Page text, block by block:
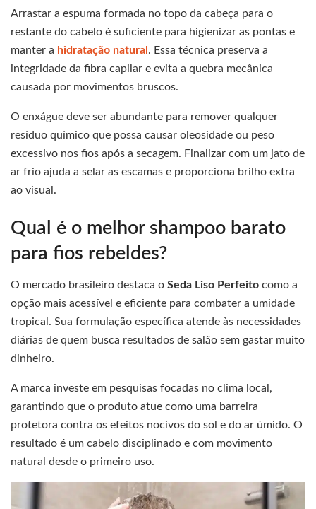
Arrastar a espuma formada no topo da cabeça para o
restante do cabelo é suficiente para higienizar as pontas e
manter a hidratação natural . Essa técnica preserva a
integridade da fibra capilar e evita a quebra mecânica
causada por movimentos bruscos.
O enxágue deve ser abundante para remover qualquer
resíduo químico que possa causar oleosidade ou peso
excessivo nos fios após a secagem. Finalizar com um jato de
ar frio ajuda a selar as escamas e proporciona brilho extra
ao visual.
Qual é o melhor shampoo barato
para fios rebeldes?
O mercado brasileiro destaca o Seda Liso Perfeito como a
opção mais acessível e eficiente para combater a umidade
tropical. Sua formulação específica atende às necessidades
diárias de quem busca resultados de salão sem gastar muito
dinheiro.
A marca investe em pesquisas focadas no clima local,
garantindo que o produto atue como uma barreira
protetora contra os efeitos nocivos do sol e do ar úmido. O
resultado é um cabelo disciplinado e com movimento
natural desde o primeiro uso.